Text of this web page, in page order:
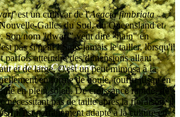
est un cultivar de l'Acacia fimbriata
Galles du Sud, du Queensland et
Son nom "dwarf" veut dire "nain" en
pas si petit ! Sans jamais le tailler, lorsqu'il
parfois atteindre des dimensions allant
et de large. C'est un petit mimosa à la
en forme de boule, touffu jusqu'en
en plein soleil. De croissance rapide, de
nécessitant pas de taille après la floraison, il
! Il est parfaitement adapté à la culture en